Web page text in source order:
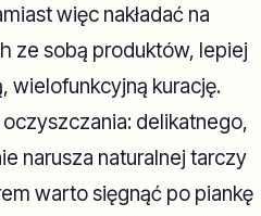
więc nakładać na
ze sobą produktów, lepiej
wielofunkcyjną kurację.
delikatnego,
narusza naturalnej tarczy
warto sięgnąć po piankę